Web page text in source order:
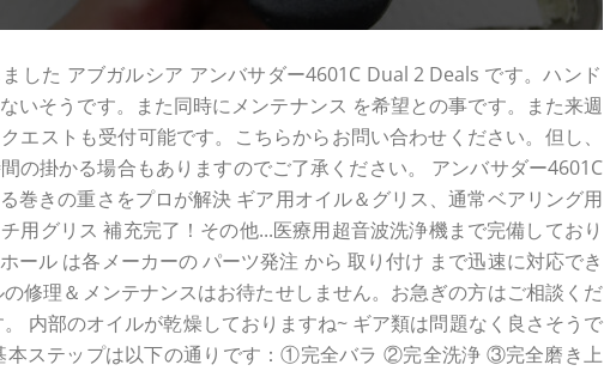
した アブガルシア アンバサダー4601C Dual 2 Deals です。ハンド
いそうです。また同時にメンテナンス を希望との事です。また来週
エストも受付可能です。こちらからお問い合わせください。但し、
の掛かる場合もありますのでご了承ください。 アンバサダー4601C
巻きの重さをプロが解決 ギア用オイル＆グリス、通常ベアリング用
用グリス 補充完了！その他...医療用超音波洗浄機まで完備しており
ール は各メーカーの パーツ発注 から 取り付け まで迅速に対応でき
修理＆メンテナンスはお待たせしません。お急ぎの方はご相談くだ
内部のオイルが乾燥しておりますね~ ギア類は問題なく良さそうで
本ステップは以下の通りです：①完全バラ ②完全洗浄 ③完全磨き上